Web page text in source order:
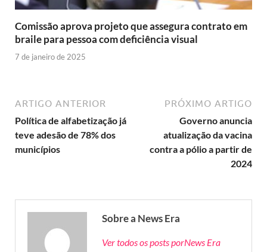
Comissão aprova projeto que assegura contrato em
braile para pessoa com deficiência visual
7 de janeiro de 2025
ARTIGO ANTERIOR
Política de alfabetização já
teve adesão de 78% dos
municípios
PRÓXIMO ARTIGO
Governo anuncia
atualização da vacina
contra a pólio a partir de
2024
Sobre a News Era
Ver todos os posts porNews Era